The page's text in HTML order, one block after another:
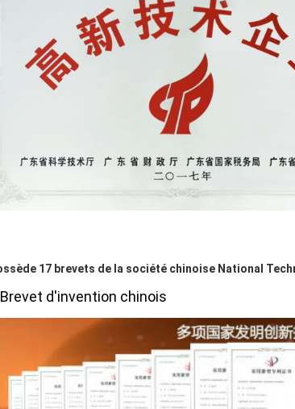
17 brevets de la société chinoise National
d'invention chinois